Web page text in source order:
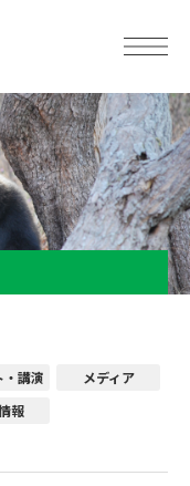
・講演
メディア
報